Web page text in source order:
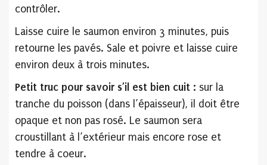
contrôler.
Laisse cuire le saumon environ 3 minutes, puis
retourne les pavés. Sale et poivre et laisse cuire
environ deux à trois minutes.
Petit truc pour savoir s’il est bien cuit : sur la
tranche du poisson (dans l’épaisseur), il doit être
opaque et non pas rosé. Le saumon sera
croustillant à l’extérieur mais encore rose et
tendre à coeur.